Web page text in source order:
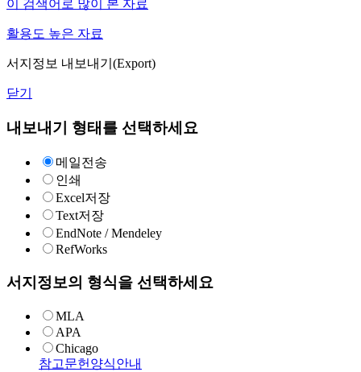
이 검색어로 많이 본 자료
활용도 높은 자료
서지정보 내보내기(Export)
닫기
내보내기 형태를 선택하세요
메일전송
인쇄
Excel저장
Text저장
EndNote / Mendeley
RefWorks
서지정보의 형식을 선택하세요
MLA
APA
Chicago
참고문헌양식안내